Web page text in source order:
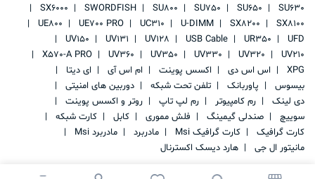
SU630
SU650
SU750
SU800
SWORDFISH
SX6000
SX8100
SX8200
U-DIMM
UC310
UE700 PRO
UE800
UFD
UR350
USB Cable
UV128
UV131
UV150
UV210
UV320
UV330
UV350
UV360
X570-A PRO
XPG
اس اس دی اکسس پوینت ام اس آی
ای دیتا
بیسوس
پاوربانک تلفن تحت شبکه
دوربین های امنیتی
دی لینک
رم کامپیوتر رم لپ تاپ
روتر و اکسس پوینت
سوییچ
صندلی گیمینگ فلش مموری کابل
کارت شبکه
کارت گرافیک
کارت گرافیک Msi مادربرد
مادربرد Msi
مانیتور ال جی
هارد دیسک اکسترنال